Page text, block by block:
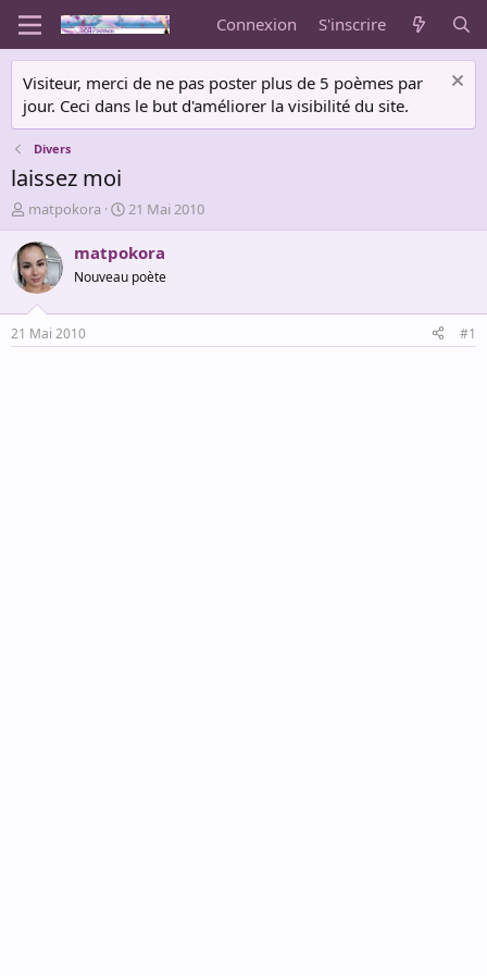
Connexion S'inscrire
Visiteur, merci de ne pas poster plus de 5 poèmes par
jour. Ceci dans le but d'améliorer la visibilité du site.
Divers
laissez moi
A
u
t
e
u
r
d
e
matpokora
D
a
t
d
é
21 Mai 2010
matpokora
Nouveau poète
21 Mai 2010 #1